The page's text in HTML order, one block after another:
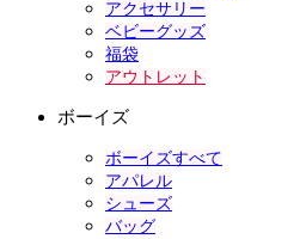
アクセサリー
ベビーグッズ
福袋
アウトレット
ボーイズ
ボーイズすべて
アパレル
シューズ
バッグ